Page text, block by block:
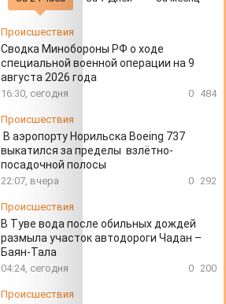
Происшествия
Сводка Минобороны РФ о ходе
специальной военной операции на 9
августа 2026 года
16:30, сегодня 0 484
Происшествия
В аэропорту Норильска Boeing 737
выкатился за пределы взлётно-
посадочной полосы
22:07, вчера 0 292
Происшествия
В Туве вода после обильных дождей
размыла участок автодороги Чадан –
Баян-Тала
04:24, сегодня 0 200
Происшествия